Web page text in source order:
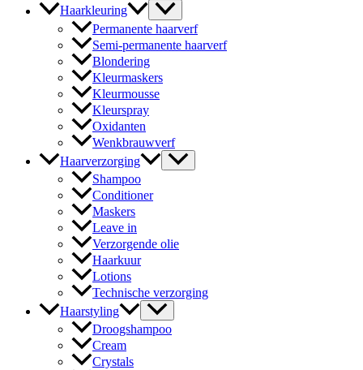
Haarkleuring
Permanente haarverf
Semi-permanente haarverf
Blondering
Kleurmaskers
Kleurmousse
Kleurspray
Oxidanten
Wenkbrauwverf
Haarverzorging
Shampoo
Conditioner
Maskers
Leave in
Verzorgende olie
Haarkuur
Lotions
Technische verzorging
Haarstyling
Droogshampoo
Cream
Crystals